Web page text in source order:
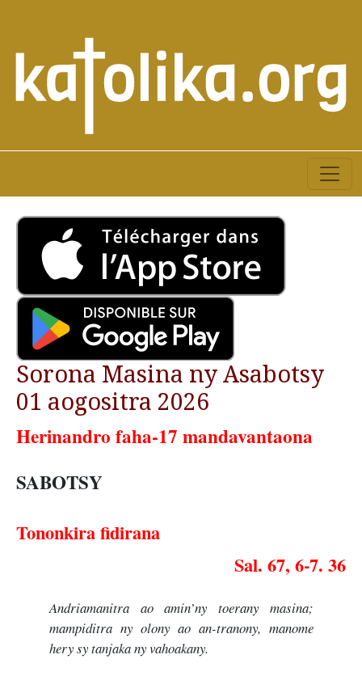
Sorona Masina ny Asabotsy
01 aogositra 2026
Herinandro faha-17 mandavantaona
SABOTSY
Tononkira fidirana
Sal. 67, 6-7. 36
Andriamanitra ao amin’ny toerany masina;
mampiditra ny olony ao an-tranony, manome
hery sy tanjaka ny vahoakany.